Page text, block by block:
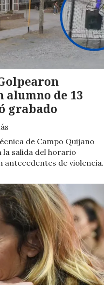
de 13
grabado
de Campo Quijano
salida del horario
de violencia.